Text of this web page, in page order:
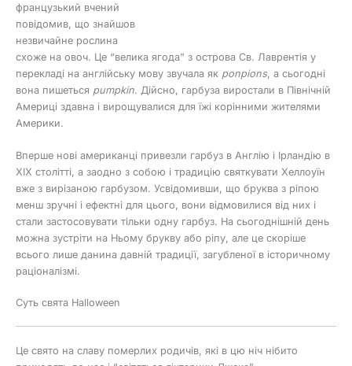
французький вчений
повідомив, що знайшов
незвичайне рослина
схоже на овоч. Це “велика ягода” з острова Св. Лаврентія у
перекладі на англійську мову звучала як ponpions, а сьогодні
вона пишеться pumpkin. Дійсно, гарбуза виростали в Північній
Америці здавна і вирощувалися для їжі корінними жителями
Америки.
Вперше нові американці привезли гарбуз в Англію і Ірландію в
XIX столітті, а заодно з собою і традицію святкувати Хеллоуїн
вже з вирізаною гарбузом. Усвідомивши, що бруква з ріпою
менш зручні і ефектні для цього, вони відмовилися від них і
стали застосовувати тільки одну гарбуз. На сьогоднішній день
можна зустріти на Ньому брукву або ріпу, але це скоріше
всього лише данина давній традиції, загубленої в історичному
раціоналізмі.
Суть свята Halloween
Це свято на славу померлих родичів, які в цю ніч нібито